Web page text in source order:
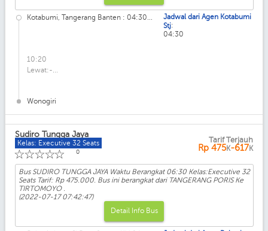
Kotabumi, Tangerang Banten : 04:30...
10:20
Lewat:-...
Wonogiri
Jadwal dari Agen Kotabumi
Stj:
04:30
Sudiro Tungga Jaya
Kelas: Executive 32 Seats
☆
☆
☆
☆
☆ 0
Tarif Terjauh
Rp 475K-617K
Bus SUDIRO TUNGGA JAYA Waktu Berangkat 06:30 Kelas:Executive 32
Seats Tarif: Rp 475.000. Bus ini berangkat dari TANGERANG PORIS Ke
TIRTOMOYO .
(2022-07-17 07:42:47)
Detail Info Bus